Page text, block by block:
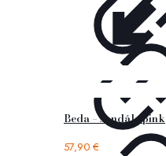
Beda – sandále pink
57,90 €